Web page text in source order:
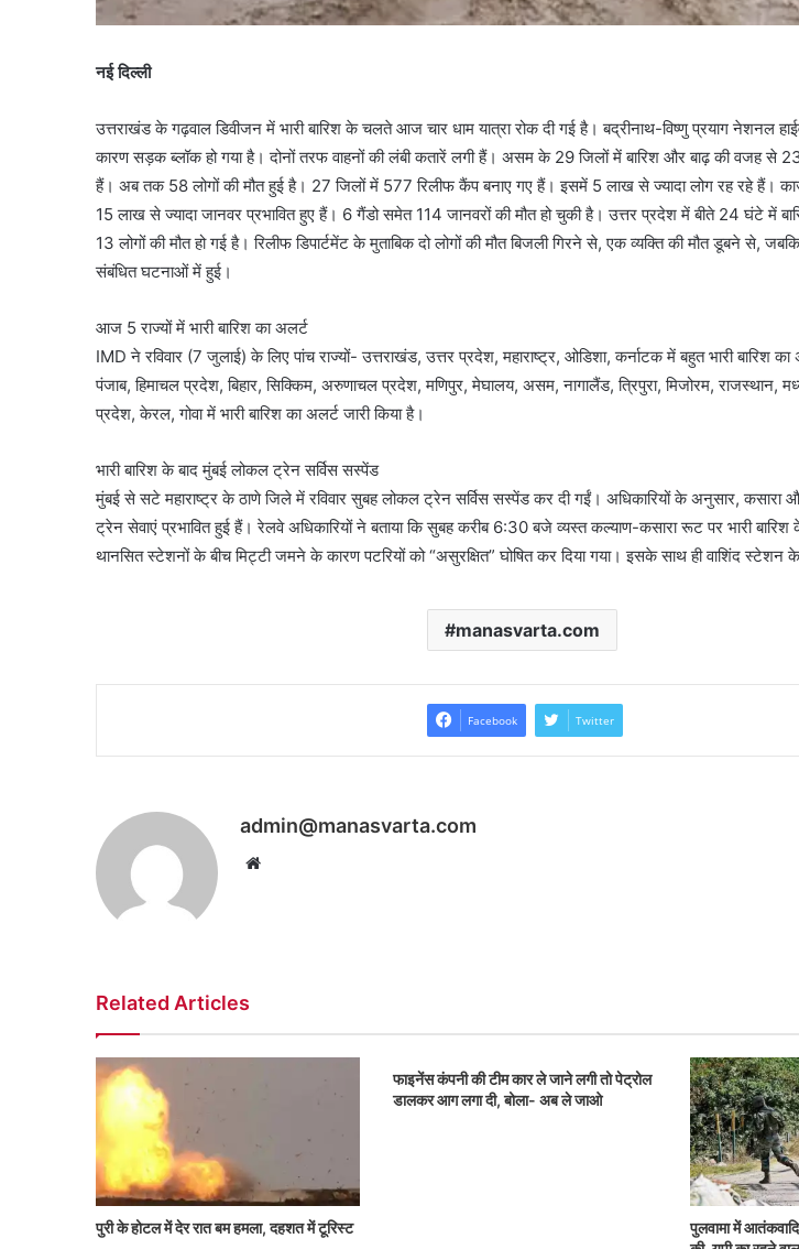
नई दिल्ली
उत्तराखंड के गढ़वाल डिवीजन में भारी बारिश के चलते आज चार धाम यात्रा रोक दी गई है। बद्रीनाथ-विष्णु प्रयाग नेशनल
कारण सड़क ब्लॉक हो गया है। दोनों तरफ वाहनों की लंबी कतारें लगी हैं। असम के 29 जिलों में बारिश और बाढ़ की वजह से
हैं। अब तक 58 लोगों की मौत हुई है। 27 जिलों में 577 रिलीफ कैंप बनाए गए हैं। इसमें 5 लाख से ज्यादा लोग रह रहे हैं।
15 लाख से ज्यादा जानवर प्रभावित हुए हैं। 6 गैंडो समेत 114 जानवरों की मौत हो चुकी है। उत्तर प्रदेश में बीते 24 घंटे में
13 लोगों की मौत हो गई है। रिलीफ डिपार्टमेंट के मुताबिक दो लोगों की मौत बिजली गिरने से, एक व्यक्ति की मौत डूबने से, जबकि
संबंधित घटनाओं में हुई।
आज 5 राज्यों में भारी बारिश का अलर्ट
IMD ने रविवार (7 जुलाई) के लिए पांच राज्यों- उत्तराखंड, उत्तर प्रदेश, महाराष्ट्र, ओडिशा, कर्नाटक में बहुत भारी बारिश
पंजाब, हिमाचल प्रदेश, बिहार, सिक्किम, अरुणाचल प्रदेश, मणिपुर, मेघालय, असम, नागालैंड, त्रिपुरा, मिजोरम, राजस्थान,
प्रदेश, केरल, गोवा में भारी बारिश का अलर्ट जारी किया है।
भारी बारिश के बाद मुंबई लोकल ट्रेन सर्विस सस्पेंड
मुंबई से सटे महाराष्ट्र के ठाणे जिले में रविवार सुबह लोकल ट्रेन सर्विस सस्पेंड कर दी गईं। अधिकारियों के अनुसार, कसारा
ट्रेन सेवाएं प्रभावित हुई हैं। रेलवे अधिकारियों ने बताया कि सुबह करीब 6:30 बजे व्यस्त कल्याण-कसारा रूट पर भारी
थानसित स्टेशनों के बीच मिट्टी जमने के कारण पटरियों को “असुरक्षित” घोषित कर दिया गया। इसके साथ ही वाशिंद स्टेशन
manasvarta.com
Facebook Twitter
admin@manasvarta.com
Website
Related Articles
पुरी के होटल में देर रात बम हमला, दहशत में टूरिस्ट
फाइनेंस कंपनी की टीम कार ले जाने लगी तो पेट्रोल
डालकर आग लगा दी, बोला- अब ले जाओ
पुलवामा में